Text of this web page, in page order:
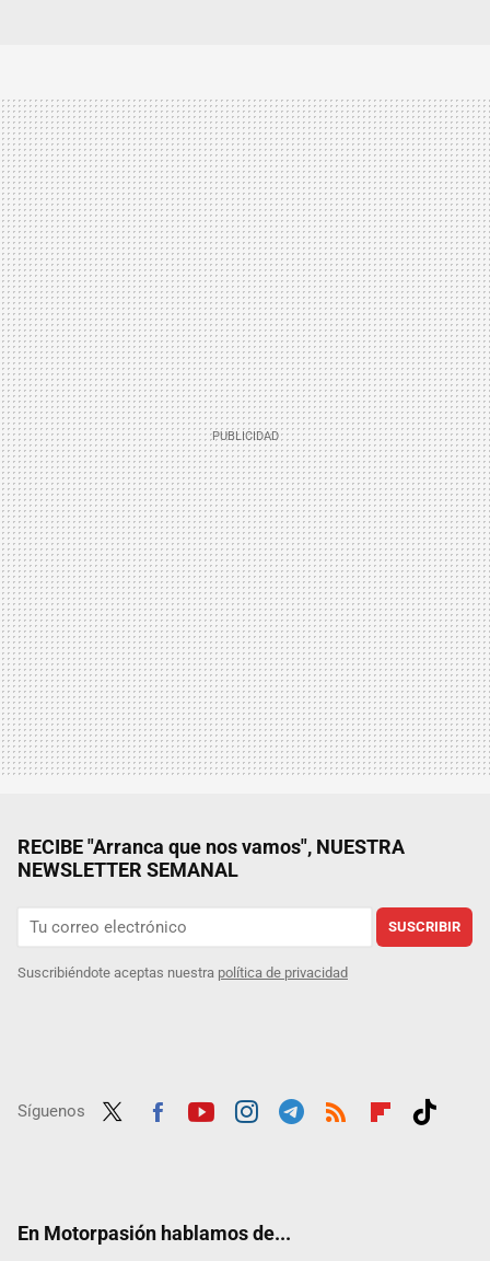
RECIBE "Arranca que nos vamos", NUESTRA
NEWSLETTER SEMANAL
SUSCRIBIR
Suscribiéndote aceptas nuestra política de privacidad
Síguenos
En Motorpasión hablamos de...